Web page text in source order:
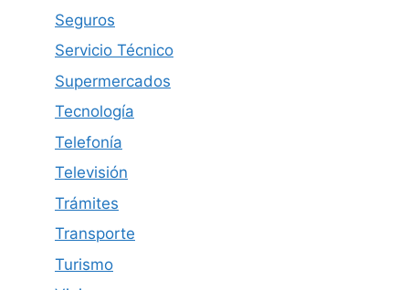
Seguros
Servicio Técnico
Supermercados
Tecnología
Telefonía
Televisión
Trámites
Transporte
Turismo